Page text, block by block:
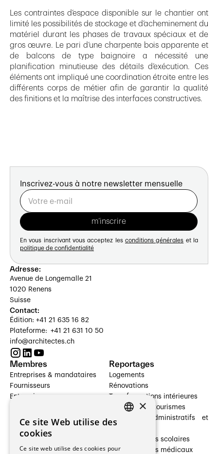
Les contraintes d’espace disponible sur le chantier ont
limité les possibilités de stockage et d’acheminement du
matériel durant les phases de travaux spéciaux et de
gros œuvre. Le pari d’une charpente bois apparente et
de balcons de type baignoire a nécessité une
planification minutieuse des détails d’exécution. Ces
éléments ont impliqué une coordination étroite entre les
différents corps de métier afin de garantir la qualité
des finitions et la maîtrise des interfaces constructives.
Inscrivez-vous à notre newsletter mensuelle
En vous inscrivant vous acceptez les conditions générales et la
politique de confidentialité
Adresse:
Avenue de Longemalle 21
1020 Renens
Suisse
Contact:
Édition: +41 21 635 16 82
Plateforme: +41 21 631 10 50
info@architectes.ch
Membres
Entreprises & mandataires
Fournisseurs
Entreprises
Architectes paysagistes
Architectes d'intérieur
Entreprises générales
Reportages
Logements
Rénovations
Transformations intérieures
Hôtelleries et tourismes
Bâtiments administratifs et
Établissements scolaires
Établissements médicaux
×
Ce site Web utilise des
cookies
Ce site web utilise des cookies pour